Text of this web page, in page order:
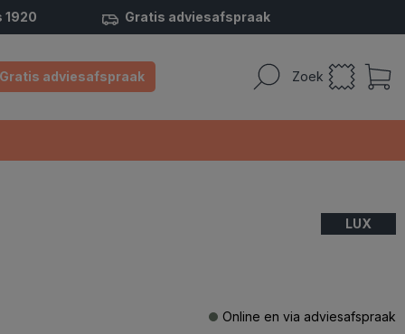
1920 Gratis adviesafspraak
Zoek
Gratis adviesafspraak
LUX
Online en via adviesafspraak